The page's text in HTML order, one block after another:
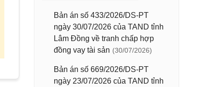
Bản án số 433/2026/DS-PT
ngày 30/07/2026 của TAND tỉnh
Lâm Đồng về tranh chấp hợp
đồng vay tài sản (30/07/2026)
Bản án số 669/2026/DS-PT
ngày 23/07/2026 của TAND tỉnh